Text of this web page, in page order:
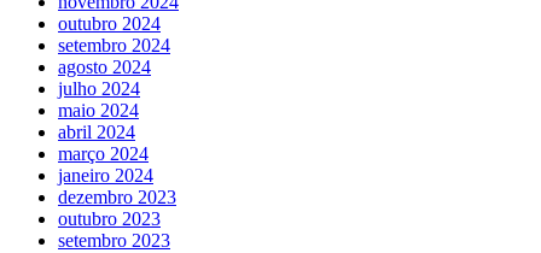
outubro 2024
setembro 2024
agosto 2024
julho 2024
maio 2024
abril 2024
março 2024
janeiro 2024
dezembro 2023
outubro 2023
setembro 2023